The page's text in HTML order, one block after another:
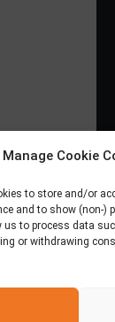
Manage Cookie
to store and/or
and to show (non-)
to process data
or withdrawing